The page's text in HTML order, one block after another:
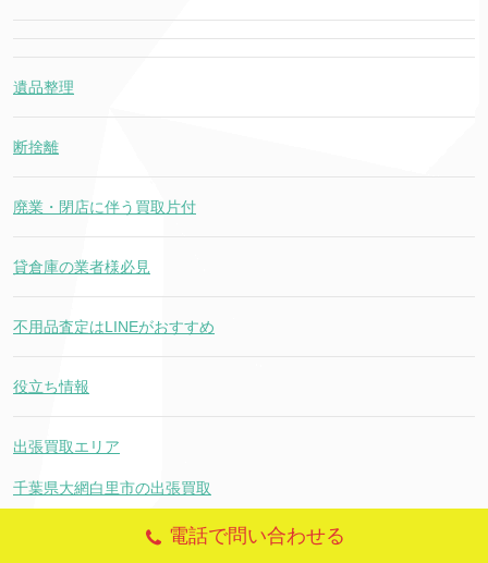
遺品整理
断捨離
廃業・閉店に伴う買取片付
貸倉庫の業者様必見
不用品査定はLINEがおすすめ
役立ち情報
出張買取エリア
千葉県大網白里市の出張買取
千葉市稲毛区の出張買取
電話で問い合わせる